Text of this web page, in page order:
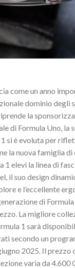
come un anno
dominio degli
la
di Formula Uno, la
si è evoluta per
la nuova famiglia
1 elevi la linea di
il suo design
e l’eccellente
di
La migliore
1 sarà
secondo un
2025. Il prezzo
varia da 4.600